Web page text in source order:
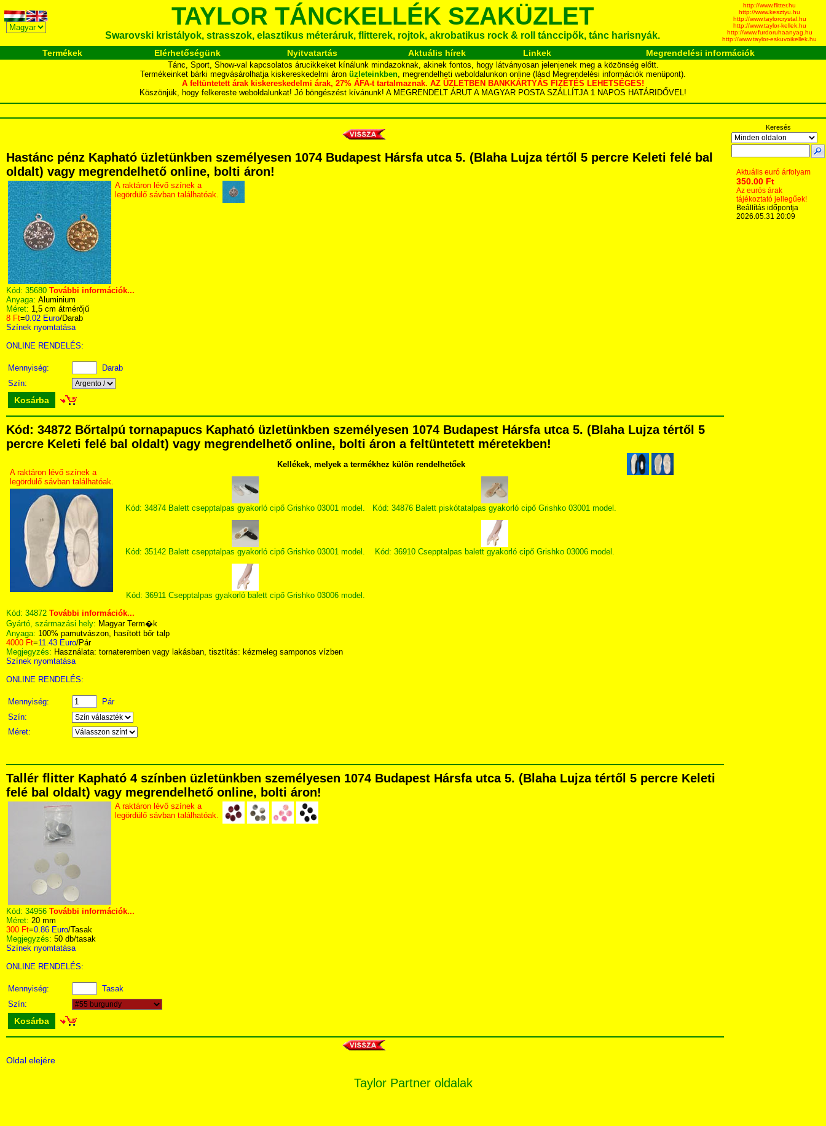
TAYLOR TÁNCKELLÉK SZAKÜZLET
Swarovski kristályok, strasszok, elasztikus méteráruk, flitterek, rojtok, akrobatikus rock & roll tánccipők, tánc harisnyák.
http://www.flitter.hu
http://www.kesztyu.hu
http://www.taylorcrystal.hu
http://www.taylor-kellek.hu
http://www.furdoruhaanyag.hu
http://www.taylor-eskuvoikellek.hu
Termékek Elérhetőségünk Nyitvatartás Aktuális hírek Linkek Megrendelési információk
Tánc, Sport, Show-val kapcsolatos árucikkeket kínálunk mindazoknak, akinek fontos, hogy látványosan jelenjenek meg a közönség előtt.
Termékeinket bárki megvásárolhatja kiskereskedelmi áron üzleteinkben, megrendelheti weboldalunkon online (lásd Megrendelési információk menüpont).
A feltüntetett árak kiskereskedelmi árak, 27% ÁFA-t tartalmaznak. AZ ÜZLETBEN BANKKÁRTYÁS FIZETÉS LEHETSÉGES!
Köszönjük, hogy felkereste weboldalunkat! Jó böngészést kívánunk! A MEGRENDELT ÁRUT A MAGYAR POSTA SZÁLLÍTJA 1 NAPOS HATÁRIDŐVEL!
Hastánc pénz Kapható üzletünkben személyesen 1074 Budapest Hársfa utca 5. (Blaha Lujza tértől 5 percre Keleti felé bal
oldalt) vagy megrendelhető online, bolti áron!
A raktáron lévő színek a
legördülő sávban találhatóak.
Kód: 35680 További információk...
Anyaga: Aluminium
Méret: 1,5 cm átmérőjű
8 Ft=0.02 Euro/Darab
Színek nyomtatása
ONLINE RENDELÉS:
Mennyiség:
Darab
Szín:
Kosárba
Kód: 34872 Bőrtalpú tornapapucs Kapható üzletünkben személyesen 1074 Budapest Hársfa utca 5. (Blaha Lujza tértől 5
percre Keleti felé bal oldalt) vagy megrendelhető online, bolti áron a feltüntetett méretekben!
A raktáron lévő színek a
legördülő sávban találhatóak.
Kellékek, melyek a termékhez külön rendelhetőek
Kód: 34874 Balett csepptalpas gyakorló cipő Grishko 03001 model. Kód: 34876 Balett piskótatalpas gyakorló cipő Grishko 03001 model.
Kód: 35142 Balett csepptalpas gyakorló cipő Grishko 03001 model. Kód: 36910 Csepptalpas balett gyakorló cipő Grishko 03006 model.
Kód: 36911 Csepptalpas gyakorló balett cipő Grishko 03006 model.
Kód: 34872 További információk...
Gyártó, származási hely: Magyar Term�k
Anyaga: 100% pamutvászon, hasított bőr talp
4000 Ft=11.43 Euro/Pár
Megjegyzés: Használata: tornateremben vagy lakásban, tisztítás: kézmeleg samponos vízben
Színek nyomtatása
ONLINE RENDELÉS:
Mennyiség:
Pár
Szín:
Méret:
Tallér flitter Kapható 4 színben üzletünkben személyesen 1074 Budapest Hársfa utca 5. (Blaha Lujza tértől 5 percre Keleti
felé bal oldalt) vagy megrendelhető online, bolti áron!
A raktáron lévő színek a
legördülő sávban találhatóak.
Kód: 34956 További információk...
Méret: 20 mm
300 Ft=0.86 Euro/Tasak
Megjegyzés: 50 db/tasak
Színek nyomtatása
ONLINE RENDELÉS:
Mennyiség:
Tasak
Szín:
Kosárba
Oldal elejére
Keresés
Aktuális euró árfolyam
350.00 Ft
Az eurós árak
tájékoztató jellegűek!
Beállítás időpontja
2026.05.31 20:09
Taylor Partner oldalak